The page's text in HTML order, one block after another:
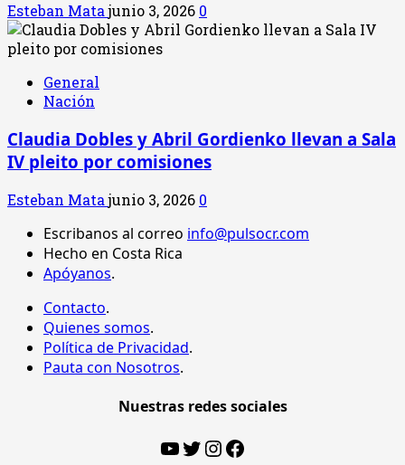
Esteban Matajunio 3, 2026 0
General
Nación
Claudia Dobles y Abril Gordienko llevan a Sala
IV pleito por comisiones
Esteban Matajunio 3, 2026 0
Escribanos al correo info@pulsocr.com
Hecho en Costa Rica
Apóyanos.
Contacto.
Quienes somos.
Política de Privacidad.
Pauta con Nosotros.
Nuestras redes sociales
YouTube
Twitter
Instagram
Facebook